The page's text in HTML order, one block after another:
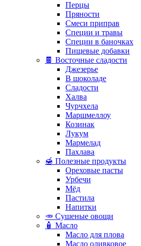
Перцы
Пряности
Смеси приправ
Специи и травы
Специи в баночках
Пищевые добавки
🍫 Восточные сладости
Джезерье
В шоколаде
Сладости
Халва
Чурчхела
Маршмеллоу
Козинак
Лукум
Мармелад
Пахлава
🍯 Полезные продукты
Ореховые пасты
Урбечи
Мёд
Пастила
Напитки
🥕 Сушеные овощи
🧴 Масло
Масло для плова
Масло оливковое